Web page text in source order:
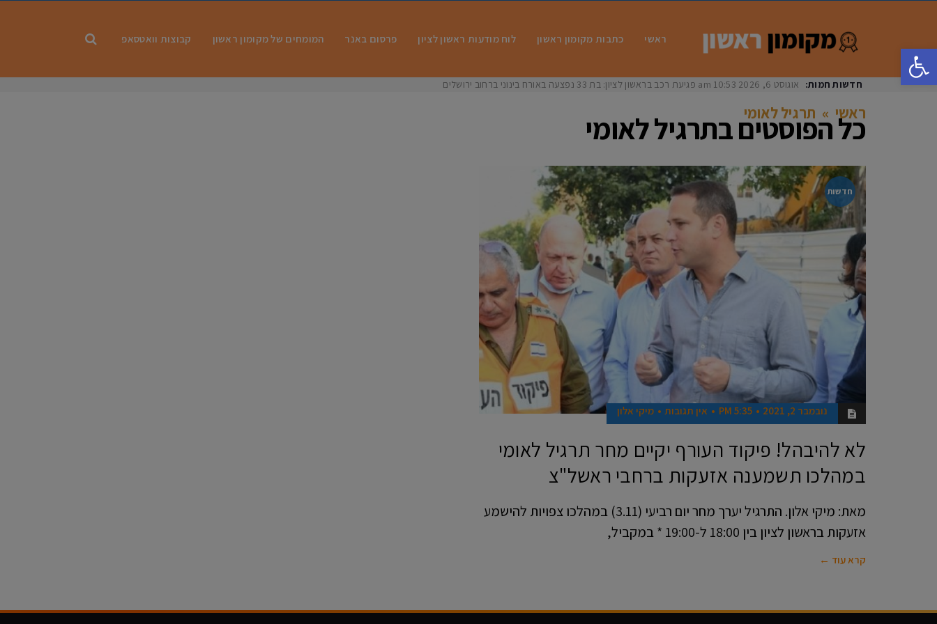
פתח סרגל נגישות
ראשי כתבות מקומון ראשון לוח מודעות ראשון לציון פרסום באנר המומחים של מקומון ראשון קבוצות וואטסאפ
חדשות חמות: אוגוסט 6, 2026 10:53 am פגיעת רכב בראשון לציון: בת 33 נפצעה באורח בינוני ברחוב ירושלים
ראשי » תרגיל לאומי
כל הפוסטים בתרגיל לאומי
חדשות
נובמבר 2, 2021 5:35 PM אין תגובות מיקי אלון
לא להיבהל! פיקוד העורף יקיים מחר תרגיל לאומי
במהלכו תשמענה אזעקות ברחבי ראשל"צ
מאת: מיקי אלון. התרגיל יערך מחר יום רביעי (3.11) במהלכו צפויות להישמע
אזעקות בראשון לציון בין 18:00 ל-19:00 * במקביל,
קרא עוד ←